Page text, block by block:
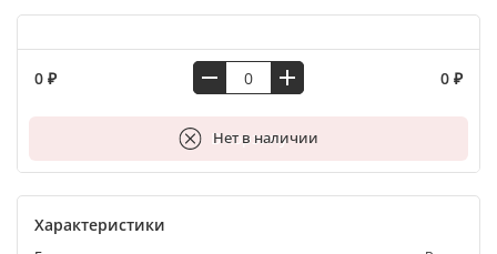
0 ₽ 0 ₽
Нет в наличии
В корзину
Характеристики